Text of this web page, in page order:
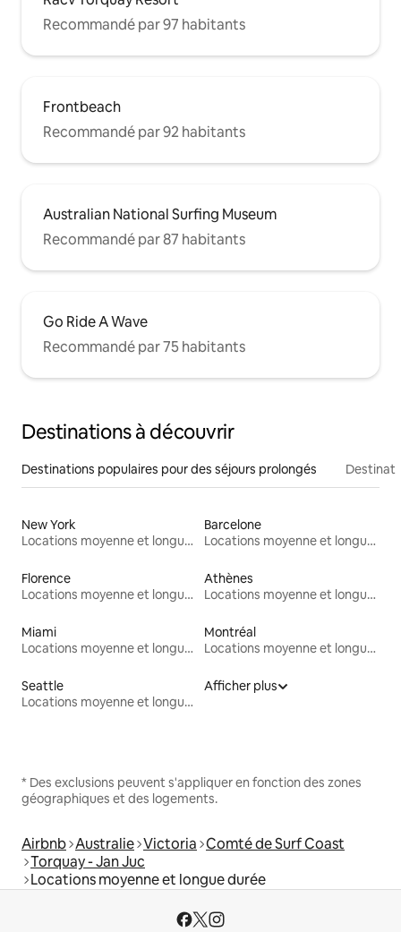
Recommandé par 97 habitants
Frontbeach
Recommandé par 92 habitants
Australian National Surfing Museum
Recommandé par 87 habitants
Go Ride A Wave
Recommandé par 75 habitants
Destinations à découvrir
Destinations populaires pour des séjours prolongés
New York
Locations moyenne et longue durée
Barcelone
Locations moyenne et longue durée
Florence
Locations moyenne et longue durée
Athènes
Locations moyenne et longue durée
Miami
Locations moyenne et longue durée
Montréal
Locations moyenne et longue durée
Seattle
Locations moyenne et longue durée
Afficher plus
* Des exclusions peuvent s'appliquer en fonction des zones
géographiques et des logements.
Airbnb Australie Victoria Comté de Surf Coast
Torquay - Jan Juc
Locations moyenne et longue durée